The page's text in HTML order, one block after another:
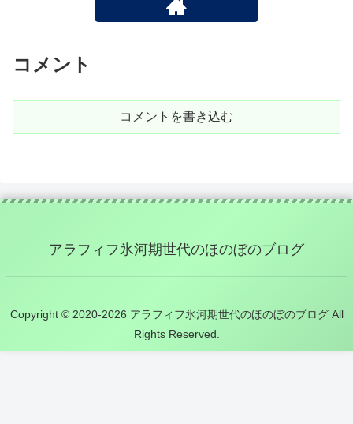
コメント
コメントを書き込む
アラフィフ氷河期世代のほのぼのブログ
Copyright © 2020-2026 アラフィフ氷河期世代のほのぼのブログ All
Rights Reserved.